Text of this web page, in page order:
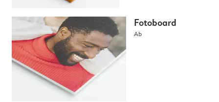
Fotoboard
Ab